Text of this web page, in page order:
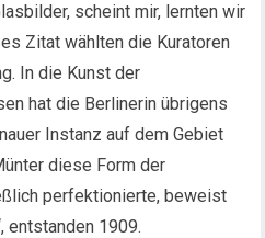
scheint mir, lernten wir
Zitat wählten die Kuratoren
In die Kunst der
hat die Berlinerin übrigens
Instanz auf dem Gebiet
diese Form der
perfektionierte, beweist
entstanden 1909.